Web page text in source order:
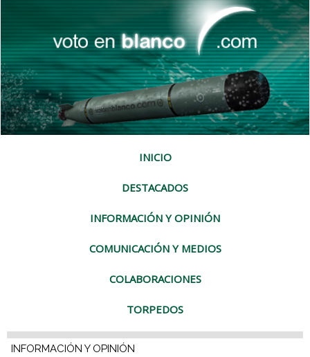
INICIO
DESTACADOS
INFORMACIÓN Y OPINIÓN
COMUNICACIÓN Y MEDIOS
COLABORACIONES
TORPEDOS
INFORMACIÓN Y OPINIÓN